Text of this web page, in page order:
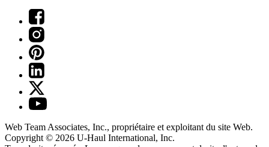
Web Team Associates, Inc., propriétaire et exploitant du site Web.
Copyright © 2026 U-Haul International, Inc.